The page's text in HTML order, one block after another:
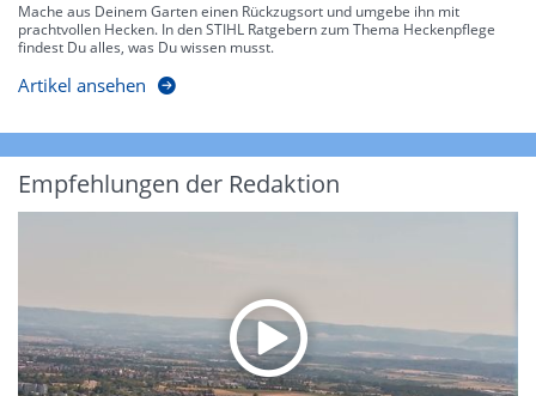
Mache aus Deinem Garten einen Rückzugsort und umgebe ihn mit
prachtvollen Hecken. In den STIHL Ratgebern zum Thema Heckenpflege
findest Du alles, was Du wissen musst.
Artikel ansehen
Empfehlungen der Redaktion